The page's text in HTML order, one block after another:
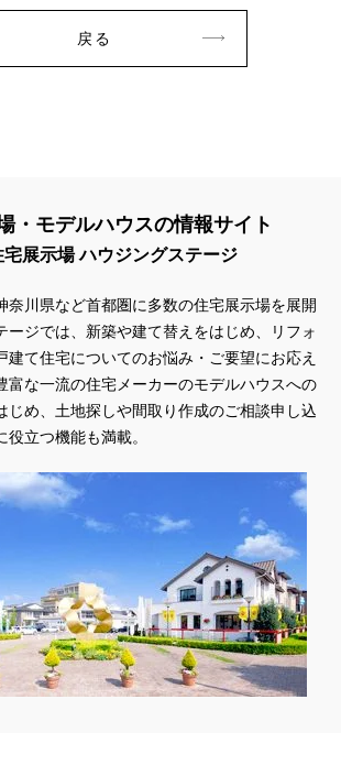
戻る
・モデルハウスの情報サイト
宅展示場 ハウジングステージ
奈川県など首都圏に多数の住宅展示場を展開
ージでは、新築や建て替えをはじめ、リフォ
建て住宅についてのお悩み・ご要望にお応え
富な一流の住宅メーカーのモデルハウスへの
じめ、土地探しや間取り作成のご相談申し込
立つ機能も満載。